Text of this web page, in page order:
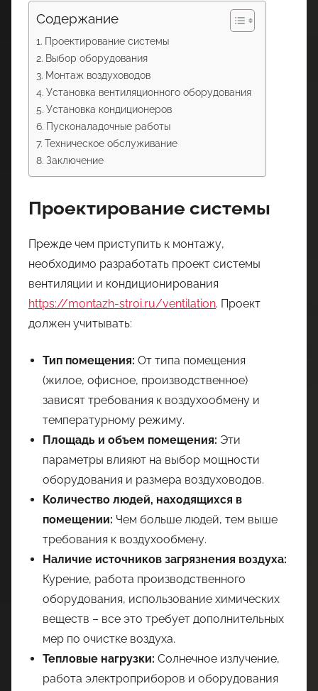
Содержание
Проектирование системы
Выбор оборудования
Монтаж воздуховодов
Установка вентиляционного оборудования
Установка кондиционеров
Пусконаладочные работы
Техническое обслуживание
Заключение
Проектирование системы
Прежде чем приступить к монтажу,
необходимо разработать проект системы
вентиляции и кондиционирования
https://montazh-stroi.ru/ventilation. Проект
должен учитывать:
Тип помещения: От типа помещения
(жилое, офисное, производственное)
зависят требования к воздухообмену и
температурному режиму.
Площадь и объем помещения: Эти
параметры влияют на выбор мощности
оборудования и размера воздуховодов.
Количество людей, находящихся в
помещении: Чем больше людей, тем выше
требования к воздухообмену.
Наличие источников загрязнения воздуха:
Курение, работа производственного
оборудования, использование химических
веществ – все это требует дополнительных
мер по очистке воздуха.
Тепловые нагрузки: Солнечное излучение,
работа электроприборов и оборудования